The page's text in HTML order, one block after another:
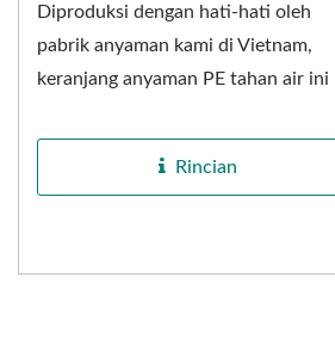
Diproduksi dengan hati-hati oleh
pabrik anyaman kami di Vietnam,
keranjang anyaman PE tahan air ini
daya tahan yang luar...
Rincian